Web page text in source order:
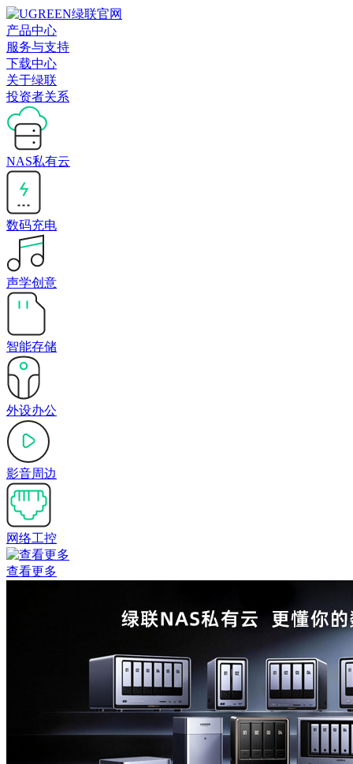
产品中心
服务与支持
下载中心
关于绿联
投资者关系
NAS私有云
数码充电
声学创意
智能存储
外设办公
影音周边
网络工控
查看更多